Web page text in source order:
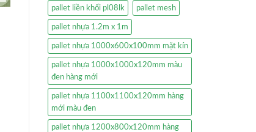
pallet liền khối pl08lk pallet mesh
pallet nhựa 1.2m x 1m
pallet nhựa 1000x600x100mm mặt kín
pallet nhựa 1000x1000x120mm màu
đen hàng mới
pallet nhựa 1100x1100x120mm hàng
mới màu đen
pallet nhựa 1200x800x120mm hàng